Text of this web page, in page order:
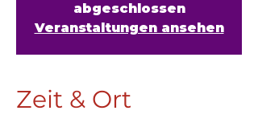
abgeschlossen
Veranstaltungen ansehen
Zeit & Ort